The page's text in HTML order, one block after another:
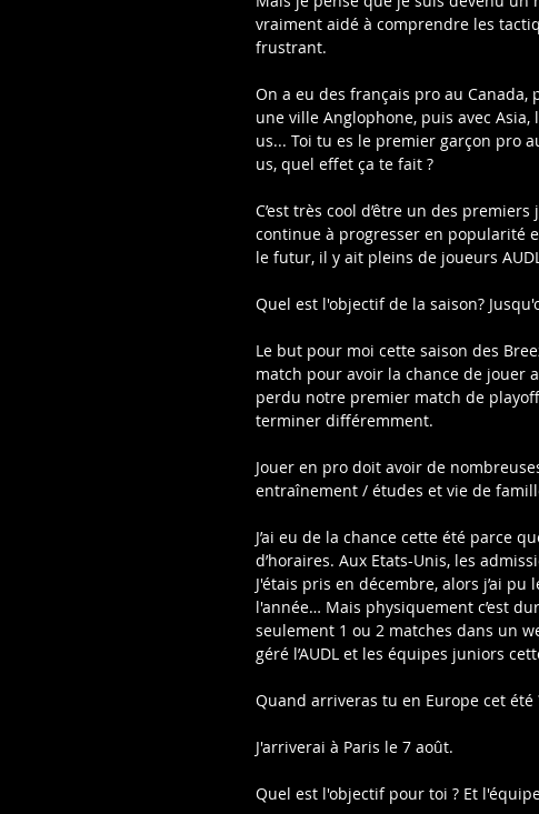
vraiment aidé à comprendre les
frustrant.
On a eu des français pro au
une ville Anglophone, puis avec
us... Toi tu es le premier garçon pro
us, quel effet ça te fait ?
C’est très cool d’être un des
continue à progresser en popularité
le futur, il y ait pleins de joueurs
Quel est l'objectif de la saison?
Le but pour moi cette saison des
match pour avoir la chance de jouer
perdu notre premier match de
terminer différemment.
Jouer en pro doit avoir de
entraînement / études et vie de
J’ai eu de la chance cette été parce
d’horaires. Aux Etats-Unis, les
J'étais pris en décembre, alors j’ai
l'année… Mais physiquement c’est
seulement 1 ou 2 matches dans un
géré l’AUDL et les équipes juniors
Quand arriveras tu en Europe cet été
J'arriverai à Paris le 7 août.
Quel est l'objectif pour toi ? Et